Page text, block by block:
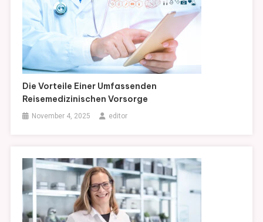
Die Vorteile Einer Umfassenden
Reisemedizinischen Vorsorge
November 4, 2025 editor